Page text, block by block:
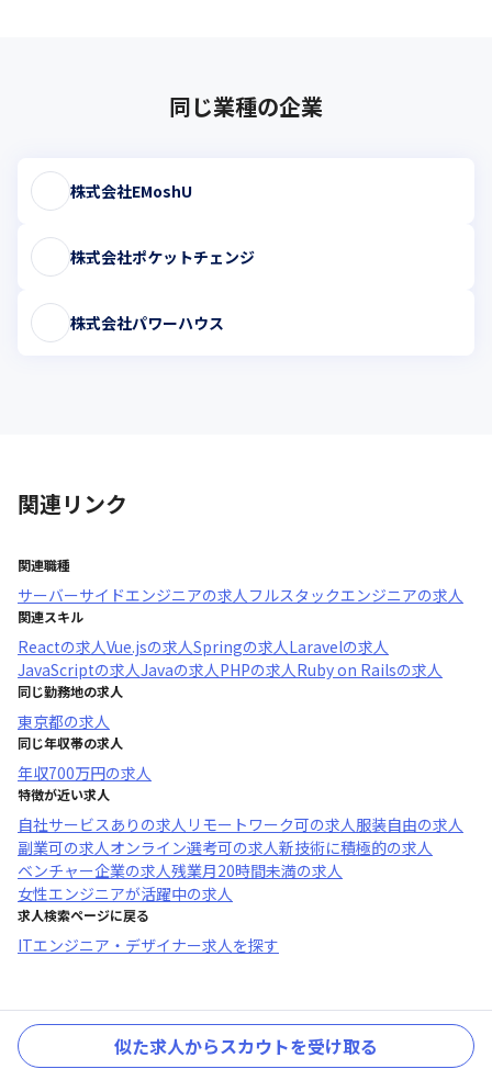
同じ業種の企業
株式会社EMoshU
株式会社ポケットチェンジ
株式会社パワーハウス
関連リンク
関連職種
サーバーサイドエンジニアの求人フルスタックエンジニアの求人
関連スキル
Reactの求人Vue.jsの求人Springの求人Laravelの求人
JavaScriptの求人Javaの求人PHPの求人Ruby on Railsの求人
同じ勤務地の求人
東京都の求人
同じ年収帯の求人
年収700万円の求人
特徴が近い求人
自社サービスあり の求人 リモートワーク可の求人服装自由の求人
副業可の求人オンライン選考可の求人新技術に積極的の求人
ベンチャー企業の求人残業月20時間未満の求人
女性エンジニアが活躍中の求人
求人検索ページに戻る
ITエンジニア・デザイナー求人を探す
似た求人からスカウトを受け取る